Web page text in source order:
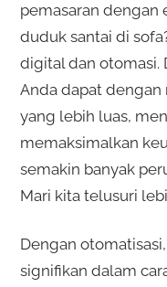
pemasaran dengan
duduk santai di
digital dan otomasi.
Anda dapat
yang lebih luas,
memaksimalkan
semakin banyak
Mari kita telusuri
Dengan
signifikan dalam